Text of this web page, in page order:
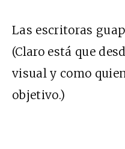
Las escritoras
(Claro está que
visual y como
objetivo.)